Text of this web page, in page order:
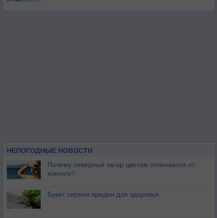
НЕПОГОДНЫЕ НОВОСТИ
Почему северный загар цветом отличается от
южного?
Букет сирени вреден для здоровья